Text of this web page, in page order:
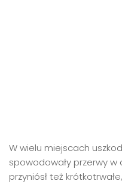
W wielu miejscach
spowodowały przerwy w
przyniósł też